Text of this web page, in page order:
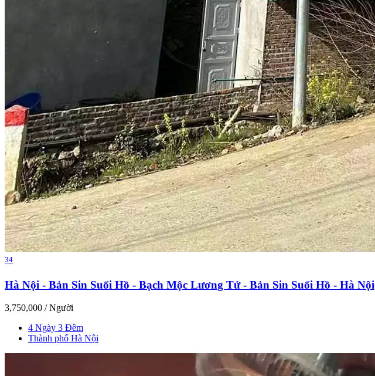
34
Hà Nội - Bản Sin Suối Hồ - Bạch Mộc Lương Tử - Bản Sin Suối Hồ - Hà Nội
3,750,000 / Người
4 Ngày 3 Đêm
Thành phố Hà Nội